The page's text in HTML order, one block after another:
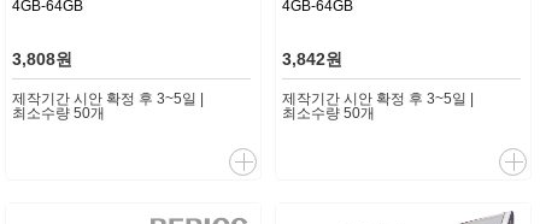
4GB-64GB
3,808원
제작기간 시안 확정 후 3~5일 |
최소수량 50개
4GB-64GB
3,842원
제작기간 시안 확정 후 3~5일 |
최소수량 50개